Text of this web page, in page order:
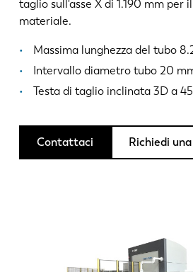
taglio sull'asse X di 1.190 mm per
materiale.
Massima lunghezza del tubo
Intervallo diametro tubo 20
Testa di taglio inclinata 3D a
Contattaci Richiedi
Notizie
Storie di clienti
Eventi